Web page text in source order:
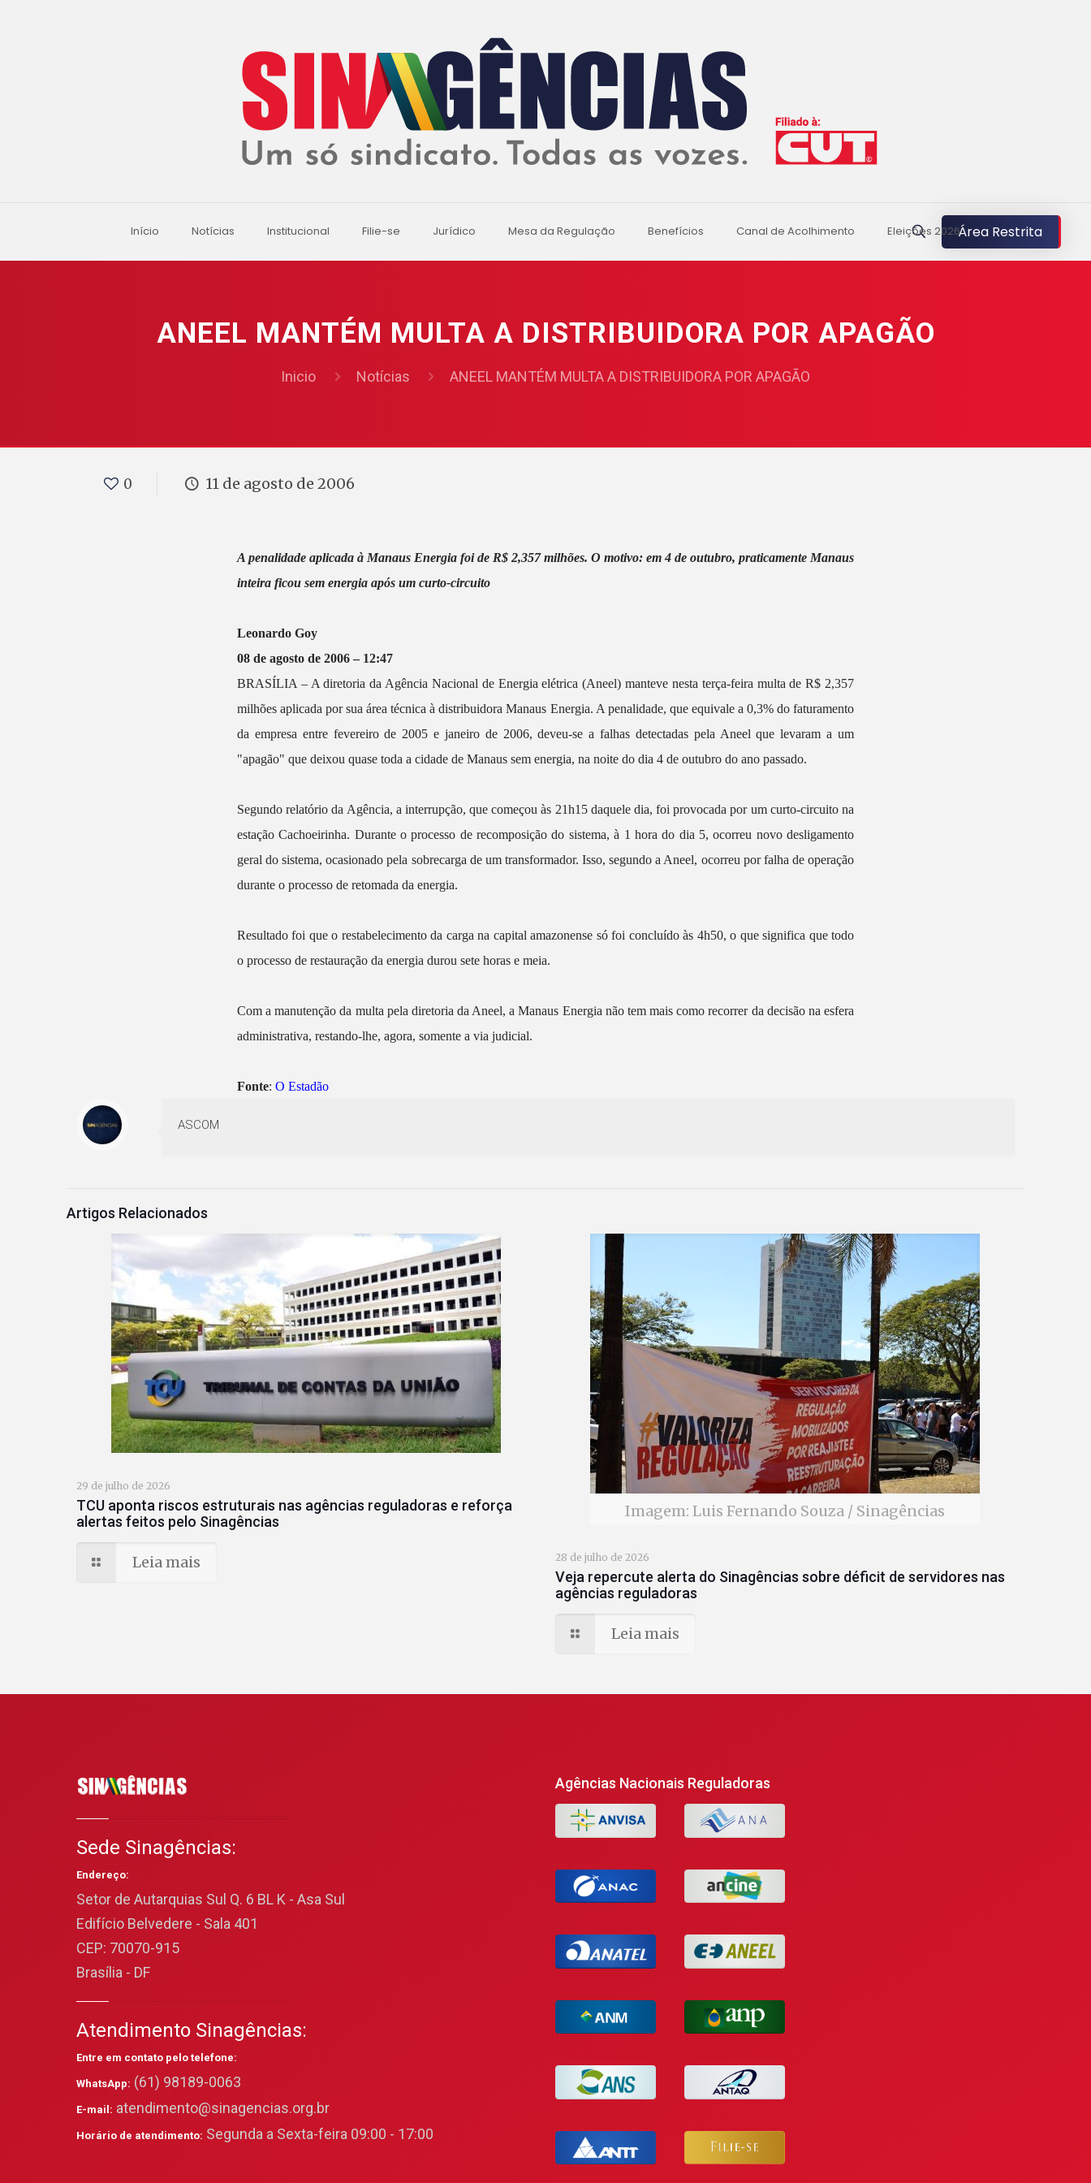
Início Notícias Institucional Filie-se Jurídico Mesa da Regulação Benefícios Canal de Acolhimento Eleições 2026Área Restrita
ANEEL MANTÉM MULTA A DISTRIBUIDORA POR APAGÃO
Inicio Notícias ANEEL MANTÉM MULTA A DISTRIBUIDORA POR APAGÃO
0 11 de agosto de 2006
A penalidade aplicada à Manaus Energia foi de R$ 2,357 milhões. O motivo: em 4 de outubro, praticamente Manaus
inteira ficou sem energia após um curto-circuito
Leonardo Goy
08 de agosto de 2006 – 12:47
BRASÍLIA – A diretoria da Agência Nacional de Energia elétrica (Aneel) manteve nesta terça-feira multa de R$ 2,357
milhões aplicada por sua área técnica à distribuidora Manaus Energia. A penalidade, que equivale a 0,3% do faturamento
da empresa entre fevereiro de 2005 e janeiro de 2006, deveu-se a falhas detectadas pela Aneel que levaram a um
"apagão" que deixou quase toda a cidade de Manaus sem energia, na noite do dia 4 de outubro do ano passado.
Segundo relatório da Agência, a interrupção, que começou às 21h15 daquele dia, foi provocada por um curto-circuito na
estação Cachoeirinha. Durante o processo de recomposição do sistema, à 1 hora do dia 5, ocorreu novo desligamento
geral do sistema, ocasionado pela sobrecarga de um transformador. Isso, segundo a Aneel, ocorreu por falha de operação
durante o processo de retomada da energia.
Resultado foi que o restabelecimento da carga na capital amazonense só foi concluído às 4h50, o que significa que todo
o processo de restauração da energia durou sete horas e meia.
Com a manutenção da multa pela diretoria da Aneel, a Manaus Energia não tem mais como recorrer da decisão na esfera
administrativa, restando-lhe, agora, somente a via judicial.
Fonte: O Estadão
ASCOM
Artigos Relacionados
29 de julho de 2026
TCU aponta riscos estruturais nas agências reguladoras e reforça
alertas feitos pelo Sinagências
Leia mais
Imagem: Luis Fernando Souza / Sinagências
28 de julho de 2026
Veja repercute alerta do Sinagências sobre déficit de servidores nas
agências reguladoras
Leia mais
Sede Sinagências:
Endereço:
Setor de Autarquias Sul Q. 6 BL K - Asa Sul
Edifício Belvedere - Sala 401
CEP: 70070-915
Brasília - DF
Atendimento Sinagências:
Entre em contato pelo telefone:
WhatsApp:(61) 98189-0063
E-mail:atendimento@sinagencias.org.br
Horário de atendimento:Segunda a Sexta-feira 09:00 - 17:00
Agências Nacionais Reguladoras